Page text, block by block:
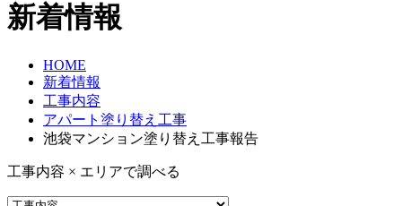
新着情報
HOME
新着情報
工事内容
アパート塗り替え工事
池袋マンション塗り替え工事報告
工事内容 × エリアで調べる